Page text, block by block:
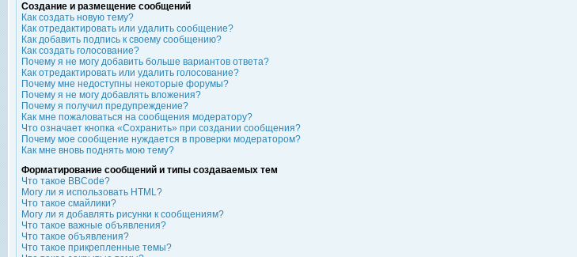
Создание и размещение сообщений
Как создать новую тему?
Как отредактировать или удалить сообщение?
Как добавить подпись к своему сообщению?
Как создать голосование?
Почему я не могу добавить больше вариантов ответа?
Как отредактировать или удалить голосование?
Почему мне недоступны некоторые форумы?
Почему я не могу добавлять вложения?
Почему я получил предупреждение?
Как мне пожаловаться на сообщения модератору?
Что означает кнопка «Сохранить» при создании сообщения?
Почему мое сообщение нуждается в проверки модератором?
Как мне вновь поднять мою тему?
Форматирование сообщений и типы создаваемых тем
Что такое BBCode?
Могу ли я использовать HTML?
Что такое смайлики?
Могу ли я добавлять рисунки к сообщениям?
Что такое важные объявления?
Что такое объявления?
Что такое прикрепленные темы?